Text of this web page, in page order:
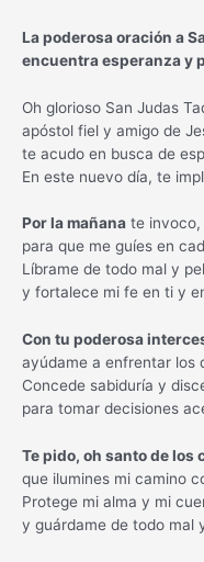
La poderosa oración a
encuentra esperanza y
Oh glorioso San Judas
apóstol fiel y amigo de
te acudo en busca de
En este nuevo día, te
Por la mañana te invoco,
para que me guíes en
Líbrame de todo mal y
y fortalece mi fe en ti y
Con tu poderosa
ayúdame a enfrentar los
Concede sabiduría y
para tomar decisiones
Te pido, oh santo de los
que ilumines mi camino
Protege mi alma y mi
y guárdame de todo mal